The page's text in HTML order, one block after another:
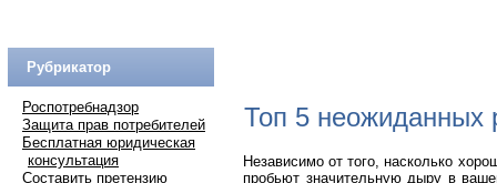
Рубрикатор
Роспотребнадзор
Защита прав потребителей
Бесплатная юридическая
консультация
Составить претензию
Топ 5 неожиданных
Независимо от того, насколько
пробьют значительную дыру в